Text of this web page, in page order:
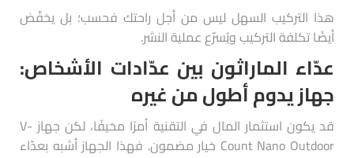
هذا التركيب السهل ليس من أجل راحتك فحسب؛ بل يخفّض
أيضًا تكلفة التركيب ويُسرّع عملية النشر.
عدّاء الماراثون بين عدّادات الأشخاص:
جهاز يدوم أطول من غيره
قد يكون استثمار المال في التقنية أمرًا مخيفًا، لكن جهاز V-
Count Nano Outdoor خيار مضمون. فهذا الجهاز أشبه بعدّاء